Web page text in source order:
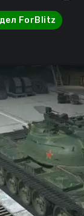
ForBlitz